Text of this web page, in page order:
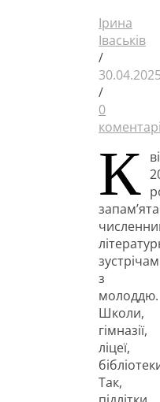
Ірина
Іваськів
/
30.04.2025
/
0
К
з
молоддю.
Школи,
гімназії,
ліцеї,
Так,